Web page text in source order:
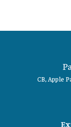
CB, Apple